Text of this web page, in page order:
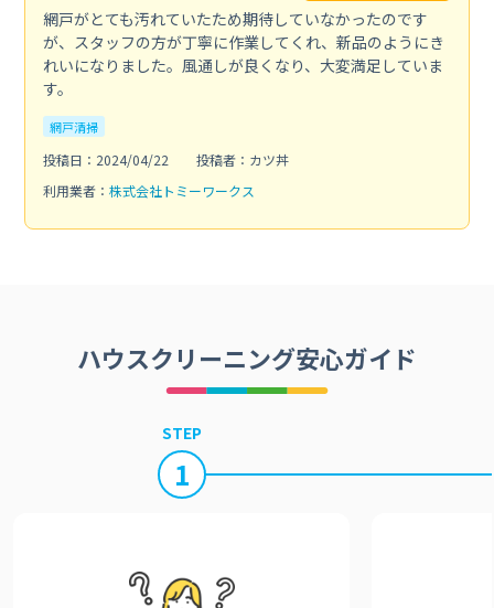
網戸がとても汚れていたため期待していなかったのです
が、スタッフの方が丁寧に作業してくれ、新品のようにき
れいになりました。風通しが良くなり、大変満足していま
す。
網戸清掃
投稿日：2024/04/22
投稿者：カツ丼
利用業者： 株式会社トミーワークス
ハウスクリーニング安心ガイド
STEP
1